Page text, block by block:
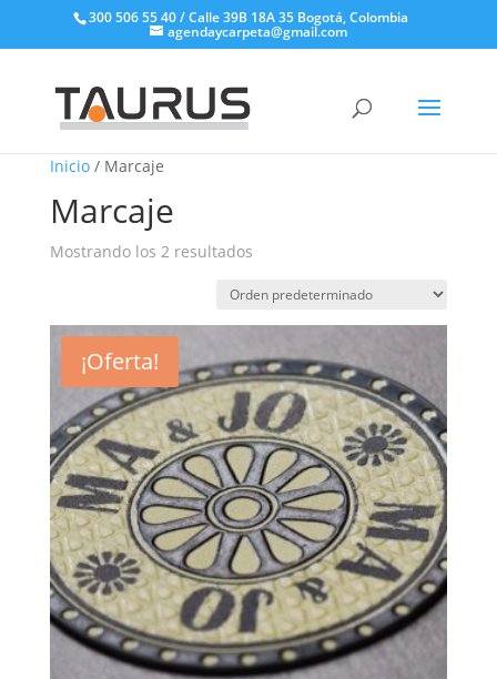
300 506 55 40 / Calle 39B 18A 35 Bogotá, Colombia
agendaycarpeta@gmail.com
Inicio/ Marcaje
Marcaje
Mostrando los 2 resultados
¡Oferta!